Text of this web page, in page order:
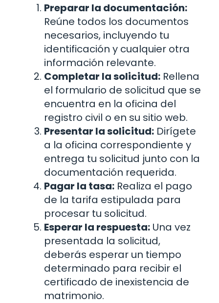
Preparar la documentación:
Reúne todos los documentos
necesarios, incluyendo tu
identificación y cualquier otra
información relevante.
Completar la solicitud: Rellena
el formulario de solicitud que se
encuentra en la oficina del
registro civil o en su sitio web.
Presentar la solicitud: Dirígete
a la oficina correspondiente y
entrega tu solicitud junto con la
documentación requerida.
Pagar la tasa: Realiza el pago
de la tarifa estipulada para
procesar tu solicitud.
Esperar la respuesta: Una vez
presentada la solicitud,
deberás esperar un tiempo
determinado para recibir el
certificado de inexistencia de
matrimonio.